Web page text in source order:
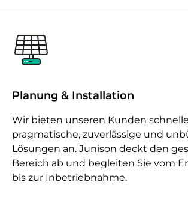
Planung & Installation
Wir bieten unseren Kunden
pragmatische, zuverlässige und
Lösungen an. Junison deckt den
Bereich ab und begleiten Sie vom
bis zur Inbetriebnahme.